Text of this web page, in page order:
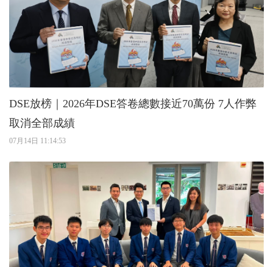
DSE放榜｜2026年DSE答卷總數接近70萬份 7人作弊
取消全部成績
07月14日 11:14:53